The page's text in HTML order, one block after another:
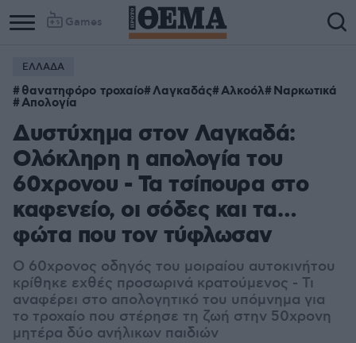
Games
ΕΛΛΑΔΑ
θανατηφόρο τροχαίο Λαγκαδάς Αλκοόλ Ναρκωτικά
Απολογία
Δυστύχημα στον Λαγκαδά:
Ολόκληρη η απολογία του
60χρονου - Τα τσίπουρα στο
καφενείο, οι σόδες και τα…
φώτα που τον τύφλωσαν
Ο 60χρονος οδηγός του μοιραίου αυτοκινήτου
κρίθηκε εχθές προσωρινά κρατούμενος - Τι
αναφέρει στο απολογητικό του υπόμνημα για
το τροχαίο που στέρησε τη ζωή στην 50χρονη
μητέρα δύο ανήλικων παιδιών